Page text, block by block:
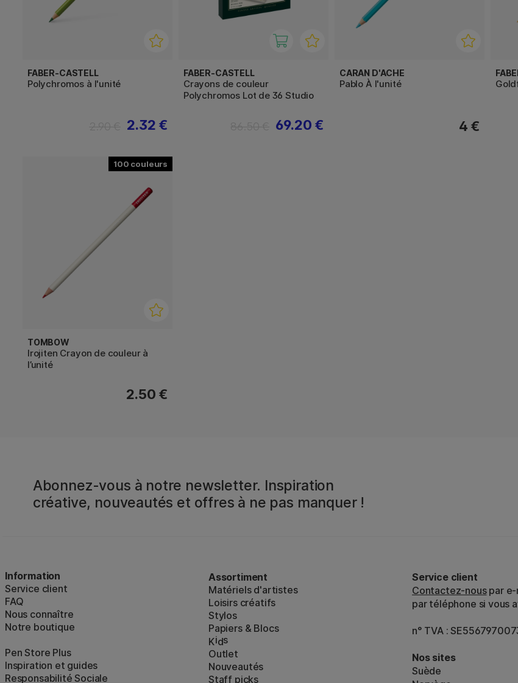
FABER-CASTELL
Polychromos à l'unité
2.32 €
FABER-CASTELL
Crayons de couleur
Polychromos Lot de 36 Studio
69.20 €
CARAN D'ACHE
Pablo À l'unité
4 €
100
TOMBOW
Irojiten Crayon de couleur à
l’unité
2.50 €
Abonnez-vous à notre newsletter. Inspiration
créative, nouveautés et offres à ne pas manquer !
Information
Service client
FAQ
Nous connaître
Notre boutique
Pen Store Plus
Inspiration et guides
Responsabilité Sociale
Assortiment
Matériels d'artistes
Loisirs créatifs
Stylos
Papiers & Blocs
Kids
Outlet
Nouveautés
Staff picks
Service client
Contactez-nouspar e-
par téléphone si vous
n° TVA :
Nos sites
Suède